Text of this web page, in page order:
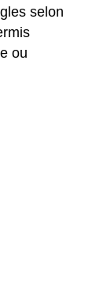
selon
ou